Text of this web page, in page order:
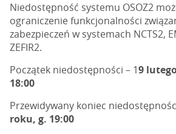
Niedostępność systemu OSOZ2
ograniczenie funkcjonalności
zabezpieczeń w systemach NCTS2,
ZEFIR2.
Początek niedostępności – 19
18:00
Przewidywany koniec
roku, g. 19:00